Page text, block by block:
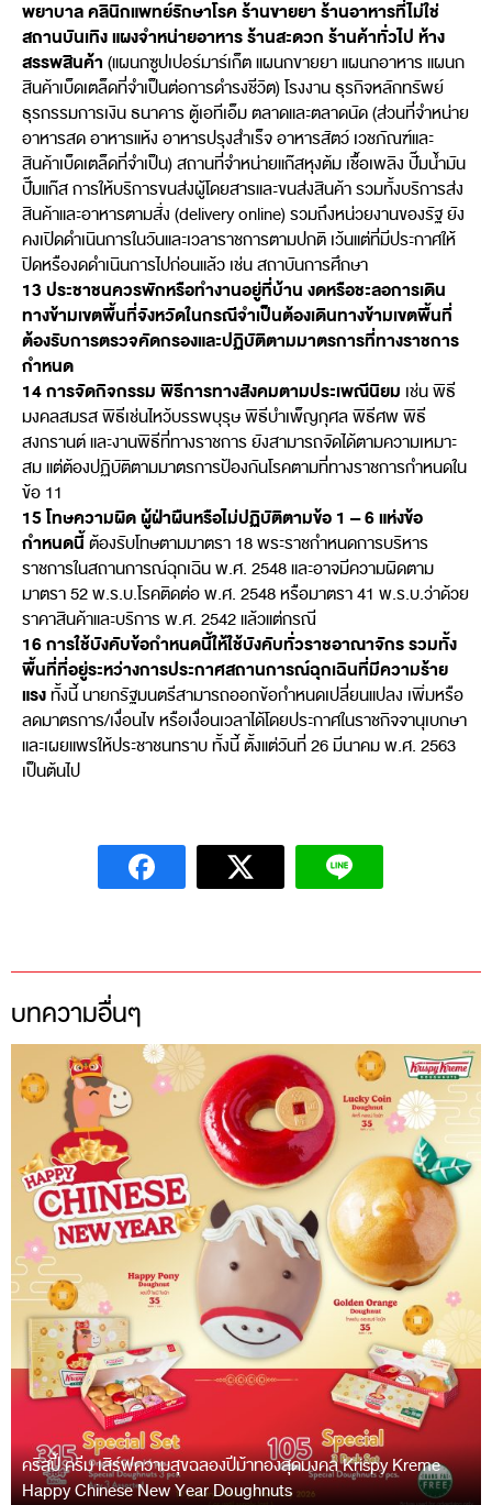
พยาบาล คลินิกแพทย์รักษาโรค ร้านขายยา ร้านอาหารที่ไม่ใช่
สถานบันเทิง แผงจำหน่ายอาหาร ร้านสะดวก ร้านค้าทั่วไป ห้าง
สรรพสินค้า (แผนกซูปเปอร์มาร์เก็ต แผนกขายยา แผนกอาหาร แผนก
สินค้าเบ็ดเตล็ดที่จำเป็นต่อการดำรงชีวิต) โรงงาน ธุรกิจหลักทรัพย์
ธุรกรรมการเงิน ธนาคาร ตู้เอทีเอ็ม ตลาดและตลาดนัด (ส่วนที่จำหน่าย
อาหารสด อาหารแห้ง อาหารปรุงสำเร็จ อาหารสัตว์ เวชภัณฑ์และ
สินค้าเบ็ดเตล็ดที่จำเป็น) สถานที่จำหน่ายแก๊สหุงต้ม เชื้อเพลิง ปั๊มน้ำมัน
ปั๊มแก๊ส การให้บริการขนส่งผู้โดยสารและขนส่งสินค้า รวมทั้งบริการส่ง
สินค้าและอาหารตามสั่ง (delivery online) รวมถึงหน่วยงานของรัฐ ยัง
คงเปิดดำเนินการในวันและเวลาราชการตามปกติ เว้นแต่ที่มีประกาศให้
ปิดหรืองดดำเนินการไปก่อนแล้ว เช่น สถาบันการศึกษา
13 ประชาชนควรพักหรือทำงานอยู่ที่บ้าน งดหรือชะลอการเดิน
ทางข้ามเขตพื้นที่จังหวัดในกรณีจำเป็นต้องเดินทางข้ามเขตพื้นที่
ต้องรับการตรวจคัดกรองและปฏิบัติตามมาตรการที่ทางราชการ
กำหนด
14 การจัดกิจกรรม พิธีการทางสังคมตามประเพณีนิยม เช่น พิธี
มงคลสมรส พิธีเช่นไหว้บรรพบุรุษ พิธีบำเพ็ญกุศล พิธีศพ พิธี
สงกรานต์ และงานพิธีที่ทางราชการ ยังสามารถจัดได้ตามความเหมาะ
สม แต่ต้องปฏิบัติตามมาตรการป้องกันโรคตามที่ทางราชการกำหนดใน
ข้อ 11
15 โทษความผิด ผู้ฝ่าผืนหรือไม่ปฏิบัติตามข้อ 1 – 6 แห่งข้อ
กำหนดนี้ต้องรับโทษตามมาตรา 18 พระราชกำหนดการบริหาร
ราชการในสถานการณ์ฉุกเฉิน พ.ศ. 2548 และอาจมีความผิดตาม
มาตรา 52 พ.ร.บ.โรคติดต่อ พ.ศ. 2548 หรือมาตรา 41 พ.ร.บ.ว่าด้วย
ราคาสินค้าและบริการ พ.ศ. 2542 แล้วแต่กรณี
16 การใช้บังคับข้อกำหนดนี้ให้ใช้บังคับทั่วราชอาณาจักร รวมทั้ง
พื้นที่ที่อยู่ระหว่างการประกาศสถานการณ์ฉุกเฉินที่มีความร้าย
แรงทั้งนี้ นายกรัฐมนตรีสามารถออกข้อกำหนดเปลี่ยนแปลง เพิ่มหรือ
ลดมาตรการ/เงื่อนไข หรือเงื่อนเวลาได้โดยประกาศในราชกิจจานุเบกษา
และเผยแพรให้ประชาชนทราบ ทั้งนี้ ตั้งแต่วันที่ 26 มีนาคม พ.ศ. 2563
เป็นต้นไป
บทความอื่นๆ
คริสปี้ ครีม เสิร์ฟความสุขฉลองปีม้าทองสุดมงคล Krispy Kreme
Happy Chinese New Year Doughnuts